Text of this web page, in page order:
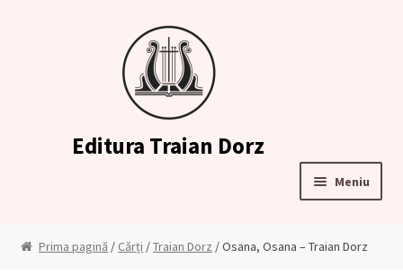
Editura Traian Dorz
Meniu
Prima pagină / Cărți /Traian Dorz / Osana, Osana – Traian Dorz